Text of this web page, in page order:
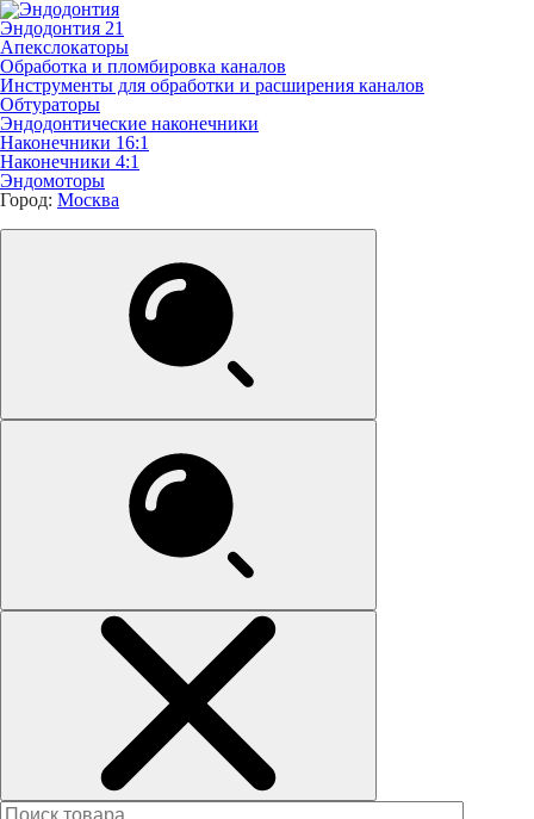
Эндодонтия 21
Апекслокаторы
Обработка и пломбировка каналов
Инструменты для обработки и расширения каналов
Обтураторы
Эндодонтические наконечники
Наконечники 16:1
Наконечники 4:1
Эндомоторы
Город: Москва